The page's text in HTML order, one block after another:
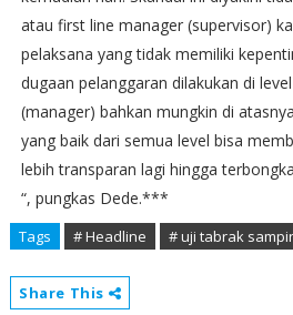
atau first line manager (supervisor)
pelaksana yang tidak memiliki
dugaan pelanggaran dilakukan di
(manager) bahkan mungkin di
yang baik dari semua level bisa
lebih transparan lagi hingga
“, pungkas Dede.***
Tags # Headline # uji tabrak
Share This